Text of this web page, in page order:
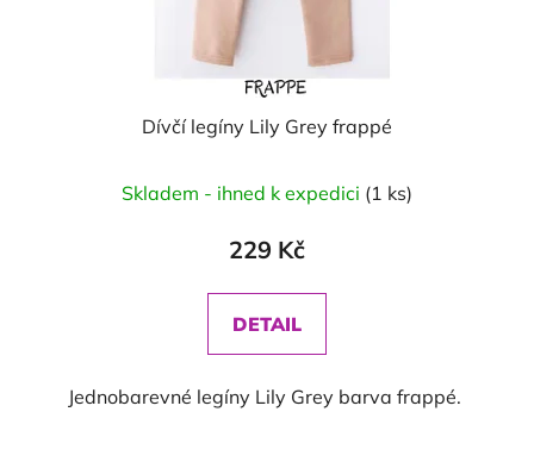
Dívčí legíny Lily Grey frappé
Skladem - ihned k expedici (1 ks)
229 Kč
DETAIL
Jednobarevné legíny Lily Grey barva frappé.